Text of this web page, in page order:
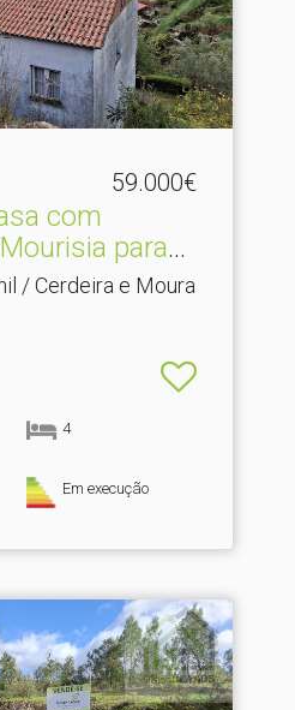
59.000€
com
para
/ Cerdeira e Moura
4
Em execução